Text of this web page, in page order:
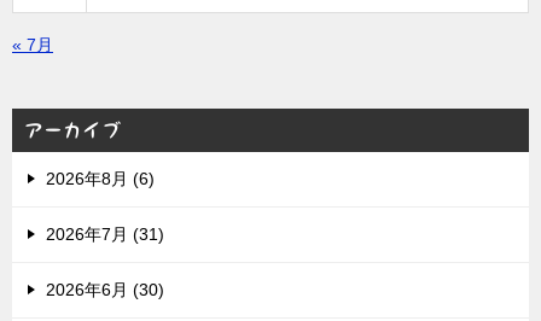
« 7月
アーカイブ
2026年8月 (6)
2026年7月 (31)
2026年6月 (30)